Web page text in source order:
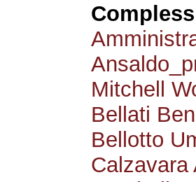
Mitchell
Bellati
Bellotto
Calzavara